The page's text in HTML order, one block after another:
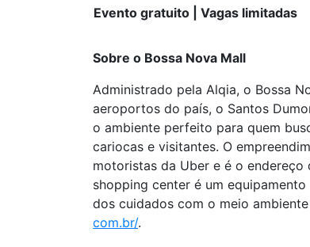
Evento gratuito | Vagas limitadas
Sobre o Bossa Nova Mall
Administrado pela Alqia, o Bossa
aeroportos do país, o Santos
o ambiente perfeito para quem
cariocas e visitantes. O
motoristas da Uber e é o endereço
shopping center é um
dos cuidados com o meio
com.br/.